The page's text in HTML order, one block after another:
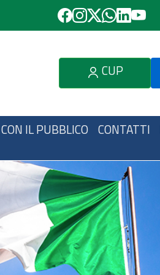
CUP
IL PUBBLICO CONTATTI